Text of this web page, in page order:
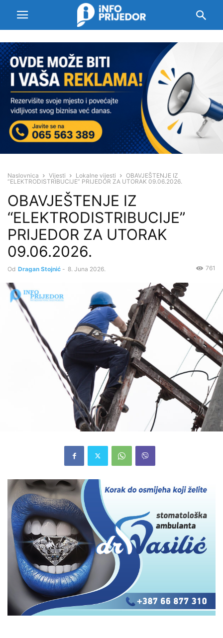
Naslovnica Vijesti Lokalne vijesti
OBAVJEŠTENJE IZ
“ELEKTRODISTRIBUCIJE” PRIJEDOR ZA UTORAK 09.06.2026.
OBAVJEŠTENJE IZ
“ELEKTRODISTRIBUCIJE”
PRIJEDOR ZA UTORAK
09.06.2026.
Od Dragan Stojnić - 8. Juna 2026. 761